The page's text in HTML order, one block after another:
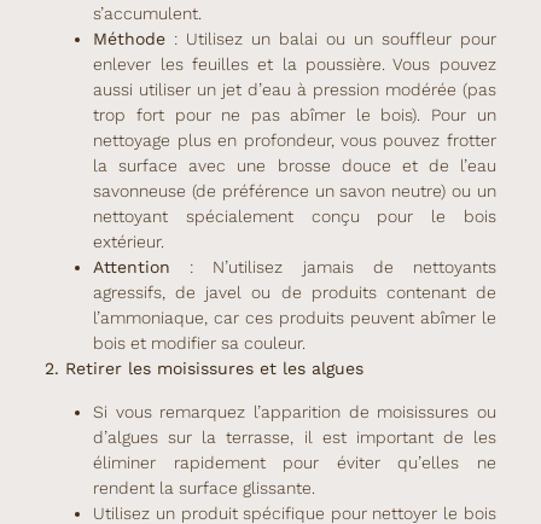
s’accumulent.
Méthode : Utilisez un balai ou un souffleur pour
enlever les feuilles et la poussière. Vous pouvez
aussi utiliser un jet d’eau à pression modérée (pas
trop fort pour ne pas abîmer le bois). Pour un
nettoyage plus en profondeur, vous pouvez frotter
la surface avec une brosse douce et de l’eau
savonneuse (de préférence un savon neutre) ou un
nettoyant spécialement conçu pour le bois
extérieur.
Attention : N’utilisez jamais de nettoyants
agressifs, de javel ou de produits contenant de
l’ammoniaque, car ces produits peuvent abîmer le
bois et modifier sa couleur.
2. Retirer les moisissures et les algues
Si vous remarquez l’apparition de moisissures ou
d’algues sur la terrasse, il est important de les
éliminer rapidement pour éviter qu’elles ne
rendent la surface glissante.
Utilisez un produit spécifique pour nettoyer le bois